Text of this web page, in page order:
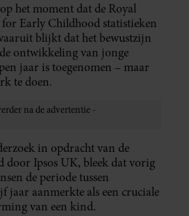
het moment dat de Royal
Early Childhood statistieken
blijkt dat het bewustzijn
ontwikkeling van jonge
jaar is toegenomen – maar
te doen.
in opdracht van de
door Ipsos UK, bleek dat vorig
de periode tussen
jaar aanmerkte als een cruciale
van een kind.